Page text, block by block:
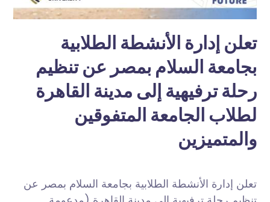
تعلن إدارة الأنشطة الطلابية
بجامعة السلام بمصر عن تنظيم
رحلة ترفيهية إلى مدينة القاهرة
لطلاب الجامعة المتفوقين
والمتميزين
تعلن إدارة الأنشطة الطلابية بجامعة السلام بمصر عن